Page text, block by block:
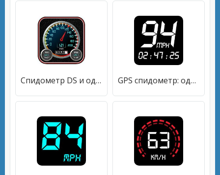
Спидометр DS и одометр GPS спидометр: одометр и счетчик пути